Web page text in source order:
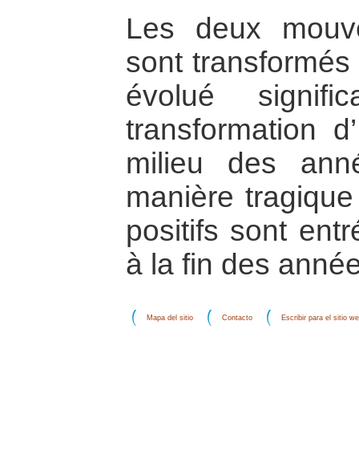
Les deux
sont
évolué
transformation
milieu des
manière
positifs sont
à la fin des
Mapa del sitio Contacto Escribir para el sitio